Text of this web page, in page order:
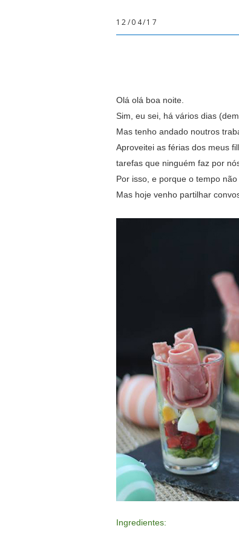
12/04/17
Olá olá boa noite.
Sim, eu sei, há vários dias
Mas tenho andado noutros
Aproveitei as férias dos meus
tarefas que ninguém faz por
Por isso, e porque o tempo
Mas hoje venho partilhar
Ingredientes: